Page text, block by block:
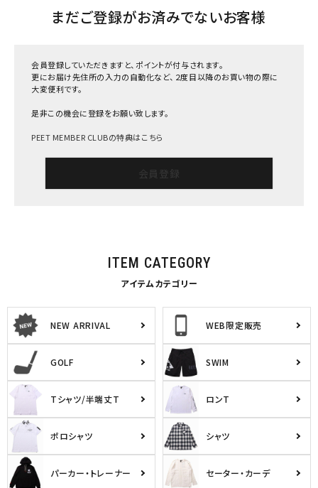
まだご登録がお済みでないお客様
会員登録していただきますと、ポイントが付与されます。
更にお届け先住所の入力の自動化など、２度目以降のお買い物の際に
大変便利です。
是非この機会に登録をお願い致します。
PEET MEMBER CLUBの特典はこちら
会員登録
ITEM CATEGORY
アイテムカテゴリー
NEW ARRIVAL WEB限定販売
GOLF SWIM
Tシャツ/半端丈T ロンT
ポロシャツ シャツ
パーカー・トレーナー セーター・カーデ